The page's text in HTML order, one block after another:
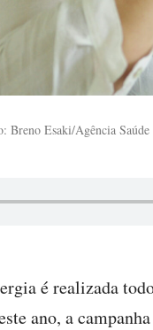
Breno Esaki/Agência
é realizada
ano, a